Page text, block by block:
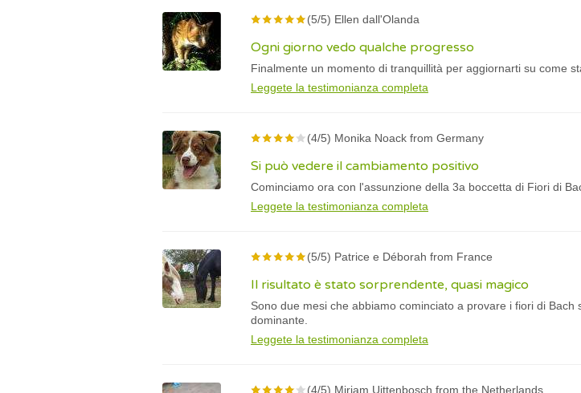
(5/5) Ellen dall'Olanda
Ogni giorno vedo qualche progresso
Finalmente un momento di tranquillità per aggiornarti su come
Leggete la testimonianza completa
(4/5) Monika Noack from Germany
Si può vedere il cambiamento positivo
Cominciamo ora con l'assunzione della 3a boccetta di Fiori di
Leggete la testimonianza completa
(5/5) Patrice e Déborah from France
Il risultato è stato sorprendente, quasi magico
Sono due mesi che abbiamo cominciato a provare i fiori di
dominante.
Leggete la testimonianza completa
(4/5) Mirjam Uittenbosch from the Netherlands